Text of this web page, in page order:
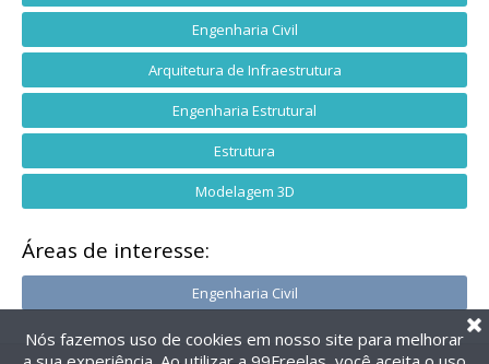
Engenharia Civil
Arquitetura de Infraestrutura
Engenharia Estrutural
Estrutura
Modelagem 3D
Áreas de interesse:
Engenharia Civil
Nós fazemos uso de cookies em nosso site para melhorar